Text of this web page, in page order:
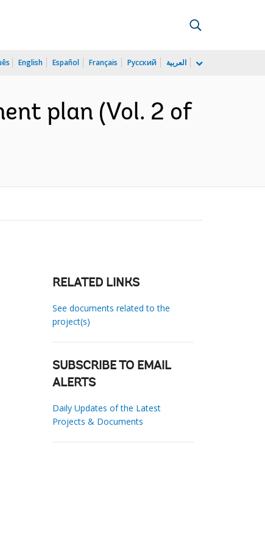
English Español Français Русский العربية
plan (Vol. 2 of
RELATED LINKS
See documents related to the
project(s)
SUBSCRIBE TO EMAIL
ALERTS
Daily Updates of the Latest
Projects & Documents